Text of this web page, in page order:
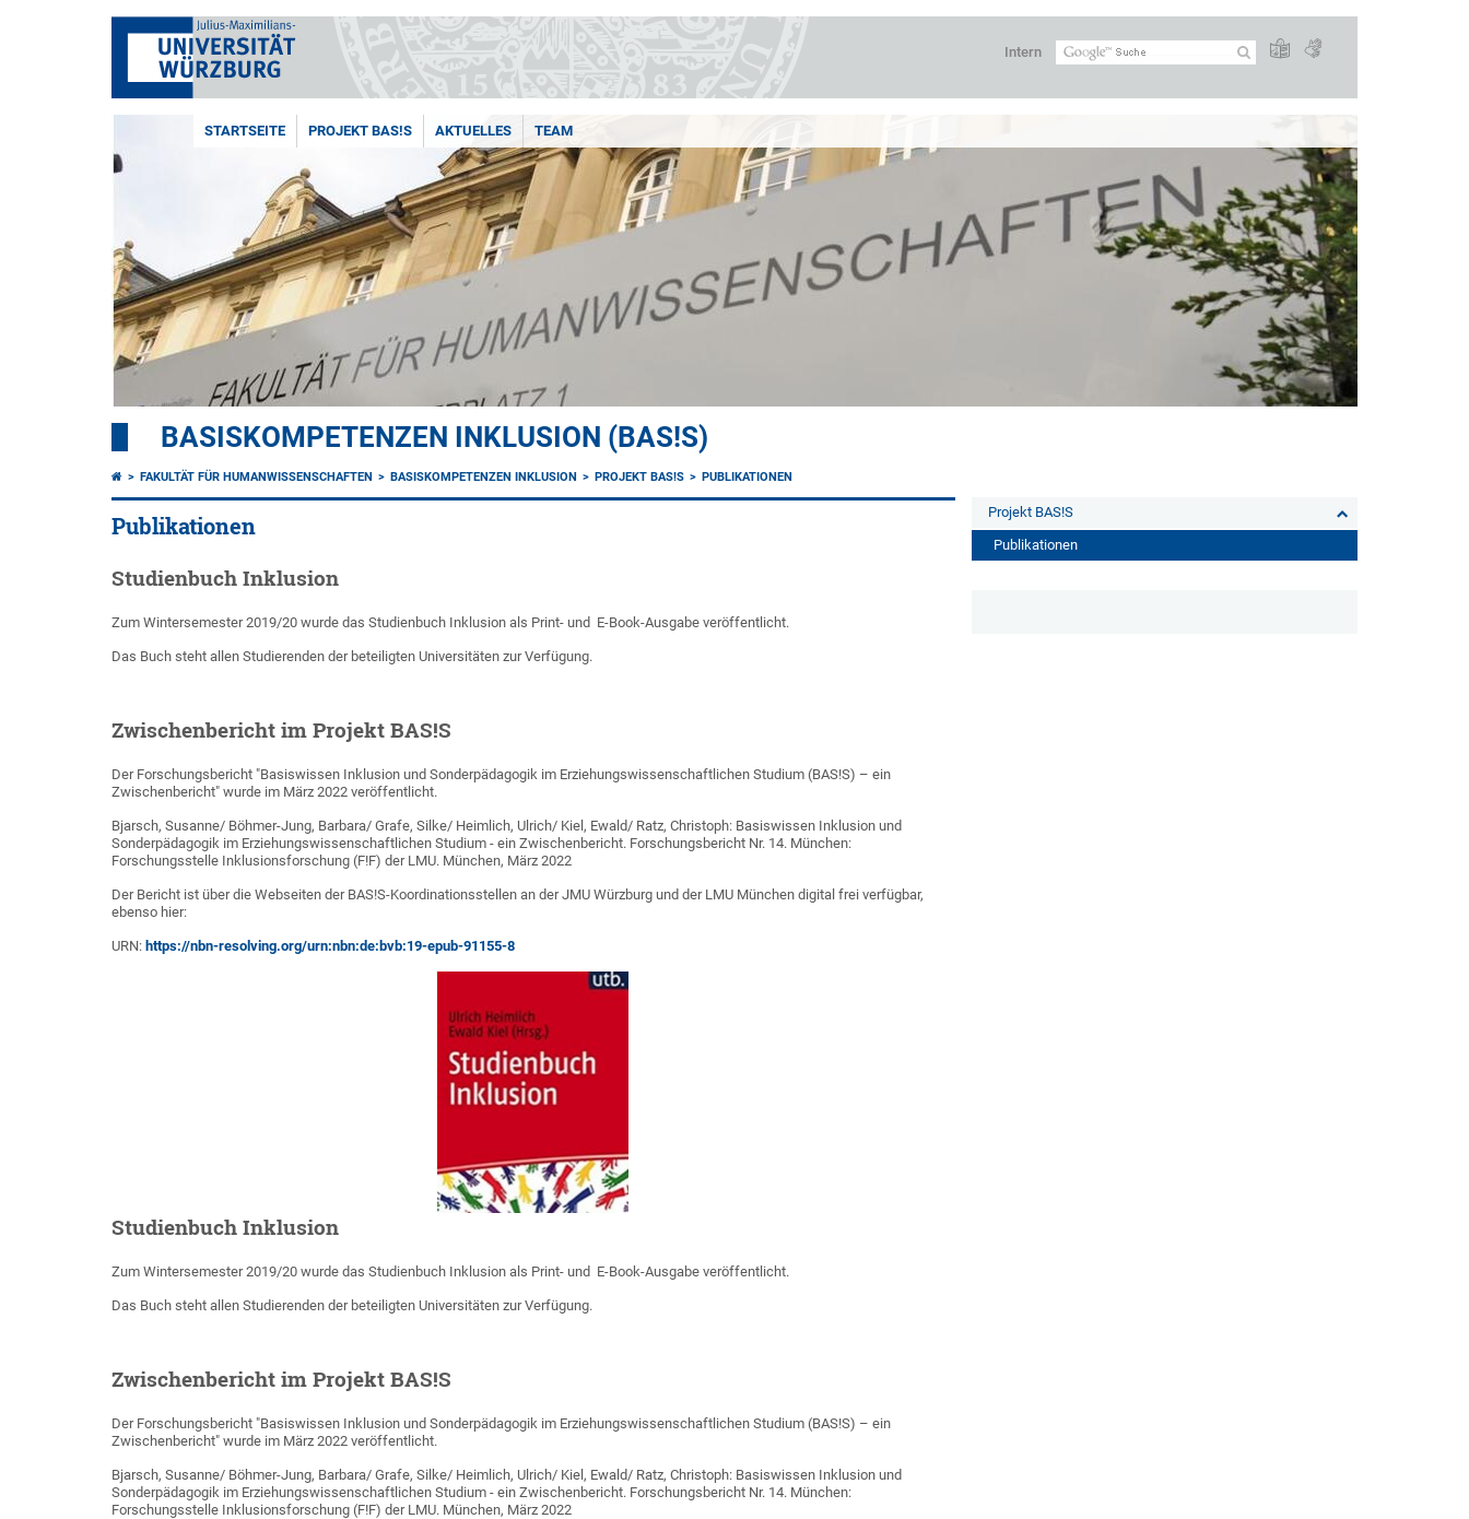
Intern
STARTSEITE PROJEKT BAS!S AKTUELLES TEAM
BASISKOMPETENZEN INKLUSION (BAS!S)
FAKULTÄT FÜR HUMANWISSENSCHAFTEN BASISKOMPETENZEN INKLUSION PROJEKT BAS!S PUBLIKATIONEN
Publikationen
Studienbuch Inklusion
Zum Wintersemester 2019/20 wurde das Studienbuch Inklusion als Print- und E-Book-Ausgabe veröffentlicht.
Das Buch steht allen Studierenden der beteiligten Universitäten zur Verfügung.
Zwischenbericht im Projekt BAS!S
Der Forschungsbericht "Basiswissen Inklusion und Sonderpädagogik im Erziehungswissenschaftlichen Studium (BAS!S) – ein
Zwischenbericht" wurde im März 2022 veröffentlicht.
Bjarsch, Susanne/ Böhmer-Jung, Barbara/ Grafe, Silke/ Heimlich, Ulrich/ Kiel, Ewald/ Ratz, Christoph: Basiswissen Inklusion und
Sonderpädagogik im Erziehungswissenschaftlichen Studium - ein Zwischenbericht. Forschungsbericht Nr. 14. München:
Forschungsstelle Inklusionsforschung (F!F) der LMU. München, März 2022
Der Bericht ist über die Webseiten der BAS!S-Koordinationsstellen an der JMU Würzburg und der LMU München digital frei verfügbar,
ebenso hier:
URN: https://nbn-resolving.org/urn:nbn:de:bvb:19-epub-91155-8
Studienbuch Inklusion
Zum Wintersemester 2019/20 wurde das Studienbuch Inklusion als Print- und E-Book-Ausgabe veröffentlicht.
Das Buch steht allen Studierenden der beteiligten Universitäten zur Verfügung.
Zwischenbericht im Projekt BAS!S
Der Forschungsbericht "Basiswissen Inklusion und Sonderpädagogik im Erziehungswissenschaftlichen Studium (BAS!S) – ein
Zwischenbericht" wurde im März 2022 veröffentlicht.
Bjarsch, Susanne/ Böhmer-Jung, Barbara/ Grafe, Silke/ Heimlich, Ulrich/ Kiel, Ewald/ Ratz, Christoph: Basiswissen Inklusion und
Sonderpädagogik im Erziehungswissenschaftlichen Studium - ein Zwischenbericht. Forschungsbericht Nr. 14. München:
Forschungsstelle Inklusionsforschung (F!F) der LMU. München, März 2022
Projekt BAS!S
Publikationen